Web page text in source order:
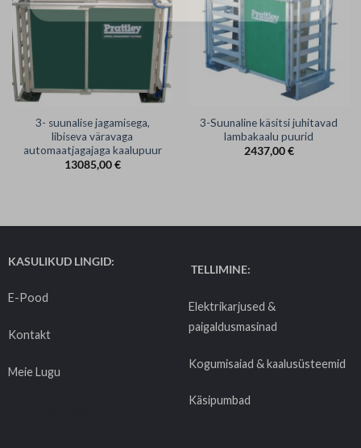
3- suunalise jagamisega,
libiseva väravaga
automaatjagajaga kaalupuur
13085,00€
3-Suunaline käsitsi juhitavad
lambakaalu puurid
2437,00€
KASULIKUD LINGID:
E-Pood
Kontakt
Meie Lugu
TELLIMINE:
Elektrikarjused &
paigaldusmasinad
Kogumisaiad & kaalusüsteemid
Käsipumbad